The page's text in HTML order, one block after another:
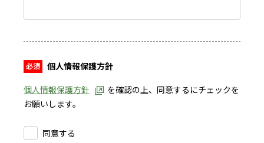
個人情報保護方針
個人情報保護方針
を確認の上、同意するにチェックを
お願いします。
同意する